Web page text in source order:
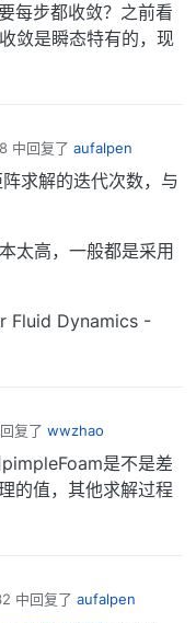
每步都收敛？之前看
敛是瞬态特有的，现
中回复了 aufalpen
求解的迭代次数，与
太高，一般都是采用
Fluid Dynamics -
复了 wwzhao
是不是差
的值，其他求解过程
中回复了 aufalpen